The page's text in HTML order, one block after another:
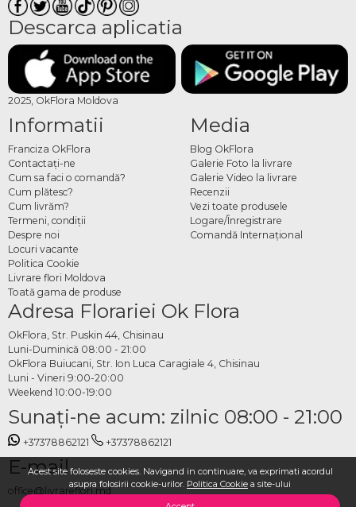
Acest site foloseste cookies. Navigand in continuare, va exprimati acordul
asupra folosirii cookie-urilor. Politica Cookie a site-ului
Descarca aplicatia
2025, OkFlora Moldova
Informatii
Franciza OkFlora
Contactaţi-ne
Cum sa faci o comandă?
Cum plătesc?
Cum livrăm?
Termeni, condiţii
Despre noi
Locuri vacante
Politica Cookie
Livrare flori Moldova
Toată gama de produse
Media
Blog OkFlora
Galerie Foto la livrare
Galerie Video la livrare
Recenzii
Vezi toate produsele
Logare/Înregistrare
Comandă Internațional
Adresa Florariei Ok Flora
OkFlora, Str. Puskin 44, Chisinau
Luni-Duminică 08:00 - 21:00
OkFlora Buiucani, Str. Ion Luca Caragiale 4, Chisinau
Luni - Vineri 9:00-20:00
Weekend 10:00-19:00
Sunaţi-ne acum: zilnic 08:00 - 21:00
+37378862121 +37378862121
E-mail
office@livrareflori.md